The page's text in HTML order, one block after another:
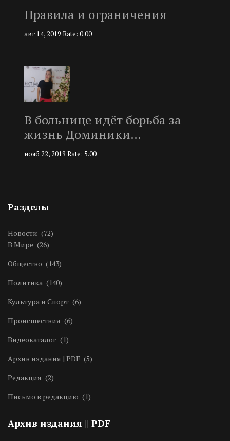
Правила и ограничения
авг 14, 2019 Rate: 0.00
В больнице идёт борьба за
жизнь Доминики…
нояб 22, 2019 Rate: 5.00
Разделы
Новости (72)
В Мире (26)
Общество (143)
Политика (140)
Культура и Спорт (6)
Происшествия (6)
Видеокаталог (1)
Архив издания | PDF (5)
Редакция (2)
Письмо в редакцию (1)
Архив издания || PDF